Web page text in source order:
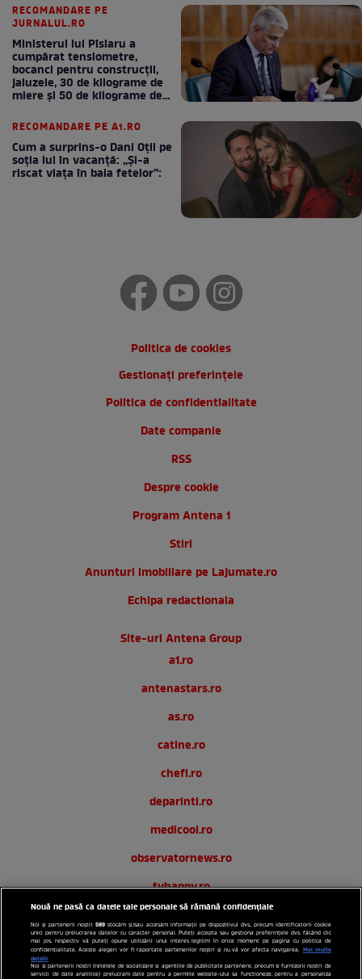
RECOMANDARE PE
JURNALUL.RO
Ministerul lui Pîslaru a
cumpărat tensiometre,
bocanci pentru construcții,
jaluzele, 30 de kilograme de
miere și 50 de kilograme de
RECOMANDARE PE A1.RO
Cum a surprins-o Dani Oțil pe
soția lui în vacanță: „Și-a
riscat viața în baia fetelor”:
Politica de cookies
Gestionați preferințele
Politica de confidentialitate
Date companie
RSS
Despre cookie
Program Antena 1
Stiri
Anunturi imobiliare pe Lajumate.ro
Echipa redactionala
Site-uri Antena Group
a1.ro
antenastars.ro
as.ro
catine.ro
chefi.ro
deparinti.ro
medicool.ro
observatornews.ro
tvhappy.ro
useit.ro
zutv.ro
Trends AntenaPLAY
Nouă ne pasă ca datele tale personale să rămână confidențiale
Noi și partenerii noștri589 stocăm și/sau accesăm informații pe dispozitivul dvs., precum identificatorii cookie
unici pentru prelucrarea datelor cu caracter personal. Puteți accepta sau gestiona preferințele dvs. făcând clic
mai jos, respectiv vă puteți opune utilizării unui interes legitim în orice moment pe pagina cu politica de
confidențialitate. Aceste alegeri vor fi raportate partenerilor noștri și nu vă vor afecta navigarea. Mai multe
detalii
Noi si partenerii nostri (retelele de socializare si agentiile de publicitate partenere, precum si furnizorii nostri de
servicii de date analitice) prelucram date pentru a permite website-ului sa functioneze, pentru a personaliza